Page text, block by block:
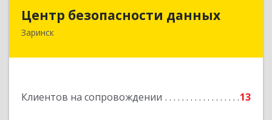
Центр безопасности данных
Заринск
Клиентов на сопровождении 13
Центр безопасности данных
659100, Алтайский край, Заринск г, Таратынова